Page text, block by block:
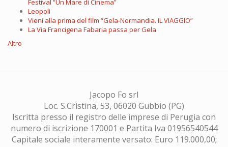
Festival “Un Mare di Cinema”
Leopoli
Vieni alla prima del film “Gela-Normandia. IL VIAGGIO”
La Via Francigena Fabaria passa per Gela
Altro
Jacopo Fo srl
Loc. S.Cristina, 53, 06020 Gubbio (PG)
Iscritta presso il registro delle imprese di Perugia con
numero di iscrizione 170001 e Partita Iva 01956540544
Capitale sociale interamente versato: Euro 119.000,00;